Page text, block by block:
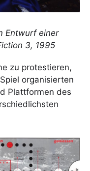
Entwurf einer
3, 1995
zu protestieren,
organisierten
Plattformen des